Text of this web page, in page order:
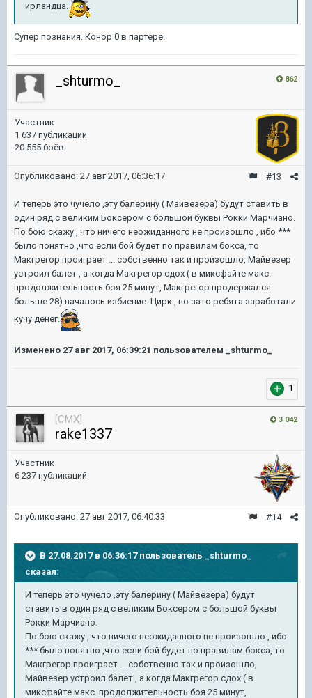
ирландца.
Супер познания. Конор 0 в партере.
862
_shturmo_
Участник
1 637 публикаций
20 555 боёв
#13
Опубликовано: 27 авг 2017, 06:36:17
И теперь это чучело ,эту балерину ( Майвезера) будут ставить в
один ряд с великим Боксером с большой буквы Рокки Марчиано.
По бою скажу , что ничего неожиданного не произошло , ибо ***
было понятно ,что если бой будет по правилам бокса, то
Макгрегор проиграет ... собственно так и произошло, Майвезер
устроил балет , а когда Макгрегор сдох ( в миксфайте макс.
продолжительность боя 25 минут, Макгрегор продержался
больше 28) началось избиение. Цирк , но зато ребята заработали
кучу денег.
Изменено 27 авг 2017, 06:39:21 пользователем _shturmo_
1
3 042
[CMX]
rake1337
Участник
6 237 публикаций
#14
Опубликовано: 27 авг 2017, 06:40:33
В 27.08.2017 в 06:36:17 пользователь
_shturmo_
сказал:
И теперь это чучело ,эту балерину ( Майвезера) будут
ставить в один ряд с великим Боксером с большой буквы
Рокки Марчиано.
По бою скажу , что ничего неожиданного не произошло , ибо
*** было понятно ,что если бой будет по правилам бокса, то
Макгрегор проиграет ... собственно так и произошло,
Майвезер устроил балет , а когда Макгрегор сдох ( в
миксфайте макс. продолжительность боя 25 минут,